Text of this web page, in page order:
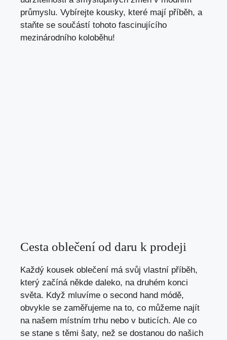
průmyslu. Vybírejte kousky, které mají ‌příběh, a
staňte se součástí ‌tohoto fascinujícího
mezinárodního koloběhu!
Cesta oblečení od daru k prodeji
Každý kousek oblečení‍ má svůj vlastní příběh,
který začíná někde daleko,‌ na druhém⁢ konci
světa. Když mluvíme o second hand módě,⁣
obvykle⁤ se zaměřujeme‌ na to, co ​můžeme najít
na našem místním trhu nebo v buticích. Ale co
se⁤ stane s těmi šaty, ‌než se dostanou do našich